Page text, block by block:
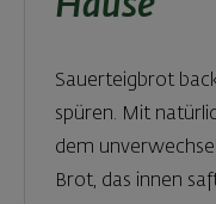
Hause
Sauerteigbrot
spüren. Mit
dem
Brot, das innen